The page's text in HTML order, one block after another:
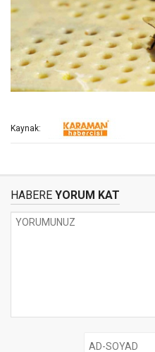
Kaynak:
HABERE YORUM KAT